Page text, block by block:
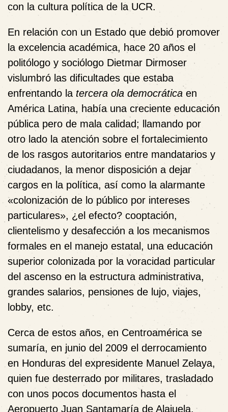
con la cultura política de la UCR.
En relación con un Estado que debió promover
la excelencia académica, hace 20 años el
politólogo y sociólogo Dietmar Dirmoser
vislumbró las dificultades que estaba
enfrentando la tercera ola democrática en
América Latina, había una creciente educación
pública pero de mala calidad; llamando por
otro lado la atención sobre el fortalecimiento
de los rasgos autoritarios entre mandatarios y
ciudadanos, la menor disposición a dejar
cargos en la política, así como la alarmante
«colonización de lo público por intereses
particulares», ¿el efecto? cooptación,
clientelismo y desafección a los mecanismos
formales en el manejo estatal, una educación
superior colonizada por la voracidad particular
del ascenso en la estructura administrativa,
grandes salarios, pensiones de lujo, viajes,
lobby, etc.
Cerca de estos años, en Centroamérica se
sumaría, en junio del 2009 el derrocamiento
en Honduras del expresidente Manuel Zelaya,
quien fue desterrado por militares, trasladado
con unos pocos documentos hasta el
Aeropuerto Juan Santamaría de Alajuela,